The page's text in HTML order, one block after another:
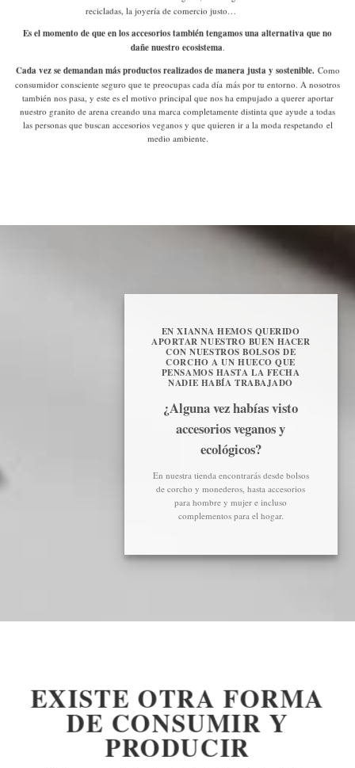
recicladas, la joyería de comercio justo…
Es el momento de que en los accesorios también tengamos una alternativa que no
dañe nuestro ecosistema.
Cada vez se demandan más productos realizados de manera justa y sostenible. Como
consumidor consciente seguro que te preocupas cada día más por tu entorno. A nosotros
también nos pasa, y este es el motivo principal que nos ha empujado a querer aportar
nuestro granito de arena creando una marca completamente distinta que ayude a todas
las personas que buscan accesorios veganos y que quieren ir a la moda respetando el
medio ambiente.
EN XIANNA HEMOS QUERIDO
APORTAR NUESTRO BUEN HACER
CON NUESTROS BOLSOS DE
CORCHO A UN HUECO QUE
PENSAMOS HASTA LA FECHA
NADIE HABÍA TRABAJADO
¿Alguna vez habías visto
accesorios veganos y
ecológicos?
En nuestra tienda encontrarás desde bolsos
de corcho y monederos, hasta accesorios
para hombre y mujer e incluso
complementos para el hogar.
EXISTE OTRA FORMA
DE CONSUMIR Y
PRODUCIR